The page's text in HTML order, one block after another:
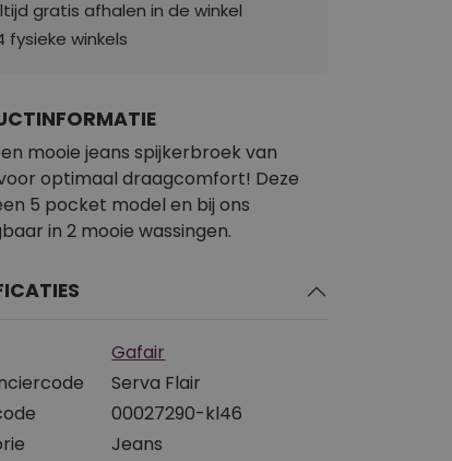
gratis afhalen in de winkel
fysieke winkels
mooie jeans spijkerbroek van
optimaal draagcomfort! Deze
5 pocket model en bij ons
in 2 mooie wassingen.
Gafair
Serva Flair
00027290-kl46
Jeans